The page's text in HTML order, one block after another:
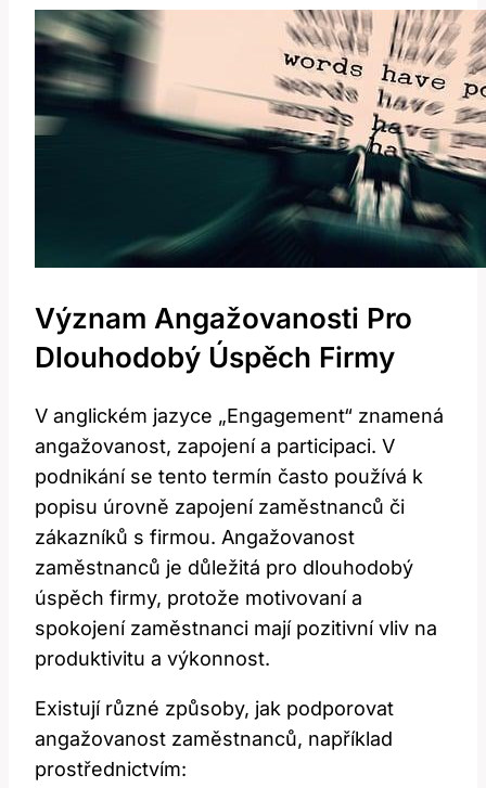
Význam Angažovanosti Pro
Dlouhodobý Úspěch Firmy
V anglickém jazyce „Engagement“ znamená
angažovanost, zapojení a participaci. V
podnikání se tento termín často používá k
popisu úrovně zapojení zaměstnanců či
zákazníků s firmou. Angažovanost
zaměstnanců je důležitá pro dlouhodobý
úspěch firmy, protože motivovaní a
spokojení zaměstnanci mají pozitivní vliv na
produktivitu a výkonnost.
Existují různé způsoby, jak podporovat
angažovanost zaměstnanců, například
prostřednictvím: